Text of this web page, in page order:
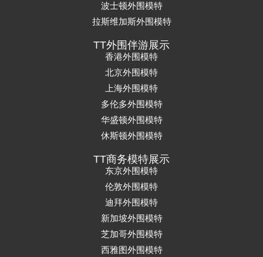
波士顿外围模特
拉斯维加斯外围模特
TT外围伴游展示
香港外围模特
北京外围模特
上海外围模特
多伦多外围模特
华盛顿外围模特
休斯顿外围模特
TT商务模特展示
东京外围模特
伦敦外围模特
迪拜外围模特
新加坡外围模特
芝加哥外围模特
西雅图外围模特